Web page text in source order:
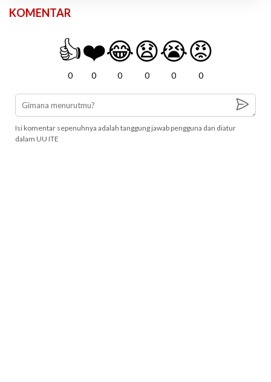
KOMENTAR
👍
0
❤️
0
😂
0
😧
0
😭
0
😡
0
Isi komentar sepenuhnya adalah tanggung jawab pengguna dan diatur
dalam UU ITE